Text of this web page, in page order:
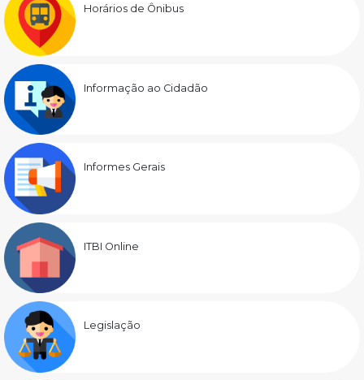
Horários de Ônibus
Informação ao Cidadão
Informes Gerais
ITBI Online
Legislação